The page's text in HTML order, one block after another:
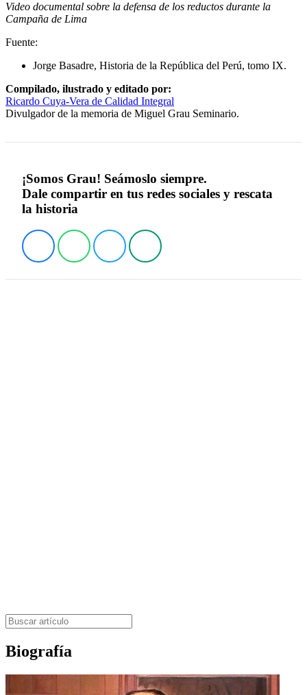
Video documental sobre la defensa de los reductos durante la
Campaña de Lima
Fuente:
Jorge Basadre, Historia de la República del Perú, tomo IX.
Compilado, ilustrado y editado por:
Ricardo Cuya-Vera de Calidad Integral
Divulgador de la memoria de Miguel Grau Seminario.
¡Somos Grau! Seámoslo siempre.
Dale compartir en tus redes sociales y rescata
la historia
Biografía